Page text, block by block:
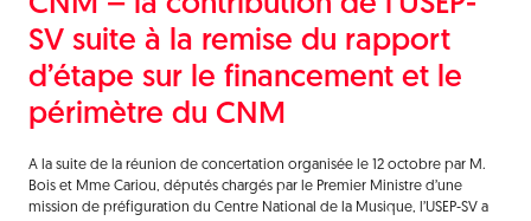
SV suite à la remise du rapport
d’étape sur le financement et le
périmètre du CNM
A la suite de la réunion de concertation organisée le 12 octobre par M.
Bois et Mme Cariou, députés chargés par le Premier Ministre d’une
mission de préfiguration du Centre National de la Musique, l’USEP-SV a